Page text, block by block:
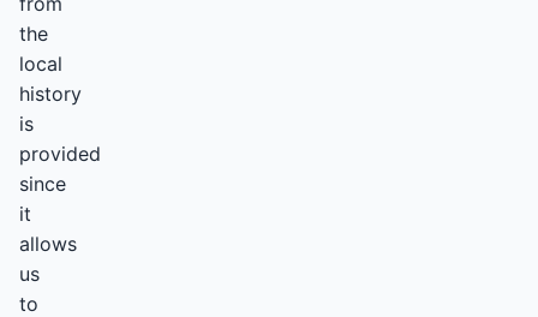
the
local
history
is
provided
since
it
allows
us
to